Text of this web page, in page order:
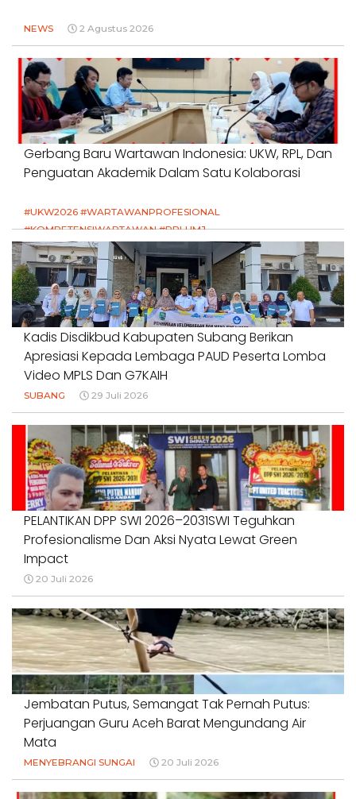
NEWS 2 Agustus 2026
Gerbang Baru Wartawan Indonesia: UKW, RPL, Dan
Penguatan Akademik Dalam Satu Kolaborasi
#UKW2026 #WARTAWANPROFESIONAL
#KOMPETENSIWARTAWAN #RPLUMJ
#PENDIDIKANWARTAWAN #SWINASIONAL #SWIJABAR
1 Agustus 2026
Kadis Disdikbud Kabupaten Subang Berikan
Apresiasi Kepada Lembaga PAUD Peserta Lomba
Video MPLS Dan G7KAIH
SUBANG 29 Juli 2026
PELANTIKAN DPP SWI 2026–2031SWI Teguhkan
Profesionalisme Dan Aksi Nyata Lewat Green
Impact
20 Juli 2026
Jembatan Putus, Semangat Tak Pernah Putus:
Perjuangan Guru Aceh Barat Mengundang Air
Mata
MENYEBRANGI SUNGAI 20 Juli 2026